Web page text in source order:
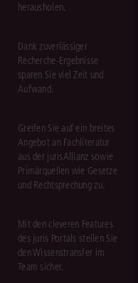
herausholen.
Dank zuverlässiger
Recherche-Ergebnisse
sparen Sie viel Zeit und
Aufwand.
Greifen Sie auf ein breites
Angebot an Fachliteratur
aus der jurisAllianz sowie
Primärquellen wie Gesetze
und Rechtsprechung zu.
Mit den cleveren Features
des juris Portals stellen Sie
den Wissenstransfer im
Team sicher.